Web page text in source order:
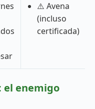
⚠️ Avena
(incluso
certificada)
el enemigo